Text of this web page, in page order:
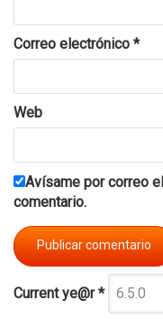
Correo electrónico *
Web
Avísame por correo
comentario.
Current ye@r*